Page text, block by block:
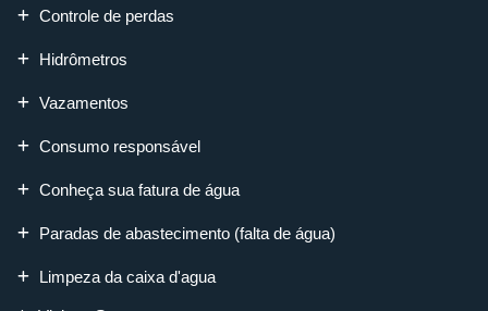
Controle de perdas
Hidrômetros
Vazamentos
Consumo responsável
Conheça sua fatura de água
Paradas de abastecimento (falta de água)
Limpeza da caixa d'agua